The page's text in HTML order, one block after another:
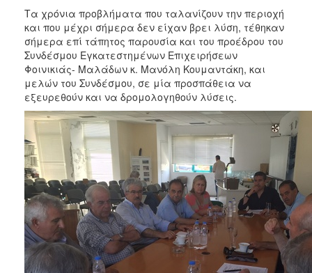
ΤΟΠΟΣ
ΠΟΛΙΤΙΣΜΟΣ
ΑΝΘΕΚΤΙΚΗ
ΠΟΛΗ
Τα χρόνια προβλήματα που ταλανίζουν την περιοχή
και που μέχρι σήμερα δεν είχαν βρει λύση, τέθηκαν
σήμερα επί τάπητος παρουσία και του προέδρου του
Συνδέσμου Εγκατεστημένων Επιχειρήσεων
Φοινικιάς- Μαλάδων κ. Μανόλη Κουμαντάκη, και
μελών του Συνδέσμου, σε μία προσπάθεια να
εξευρεθούν και να δρομολογηθούν λύσεις.